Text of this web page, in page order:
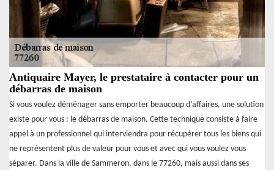
Antiquaire Mayer, le prestataire à contacter pour un
débarras de maison
Si vous voulez déménager sans emporter beaucoup d’affaires, une solution
existe pour vous : le débarras de maison. Cette technique consiste à faire
appel à un professionnel qui interviendra pour récupérer tous les biens qui
ne représentent plus de valeur pour vous et avec qui vous voulez vous
séparer. Dans la ville de Sammeron, dans le 77260, mais aussi dans ses